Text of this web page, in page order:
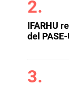
IFARHU
del